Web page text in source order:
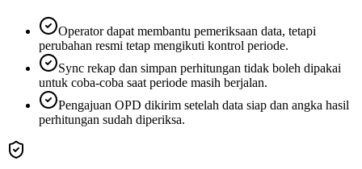
Operator dapat membantu pemeriksaan data, tetapi
perubahan resmi tetap mengikuti kontrol periode.
Sync rekap dan simpan perhitungan tidak boleh dipakai
untuk coba-coba saat periode masih berjalan.
Pengajuan OPD dikirim setelah data siap dan angka hasil
perhitungan sudah diperiksa.